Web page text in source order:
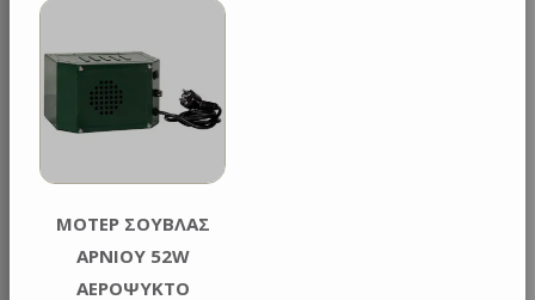
ΜΟΤΕΡ ΣΟΥΒΛΑΣ
ΑΡΝΙΟΥ 52W
ΑΕΡΟΨΥΚΤΟ